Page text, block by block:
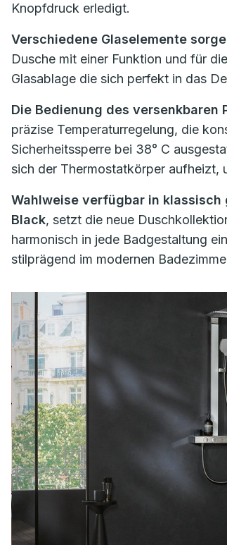
Knopfdruck erledigt.
Verschiedene Glaselemente
Dusche mit einer Funktion und für
Glasablage die sich perfekt in das
Die Bedienung des
präzise Temperaturregelung, die
Sicherheitssperre bei 38° C
sich der Thermostatkörper aufheizt,
Wahlweise verfügbar in
Black, setzt die neue
harmonisch in jede Badgestaltung
stilprägend im modernen